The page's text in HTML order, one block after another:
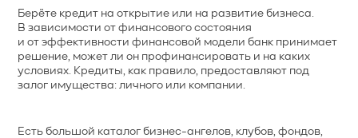
Берёте кредит на открытие или на развитие бизнеса.
В зависимости от финансового состояния
и от эффективности финансовой модели банк принимает
решение, может ли он профинансировать и на каких
условиях. Кредиты, как правило, предоставляют под
залог имущества: личного или компании.
Есть большой каталог бизнес-ангелов, клубов, фондов,